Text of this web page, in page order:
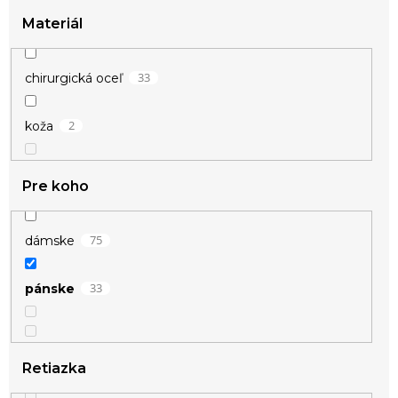
zlatá 4
Materiál
chirurgická oceľ 33
koža 2
Pre koho
dámske 75
pánske 33
Retiazka